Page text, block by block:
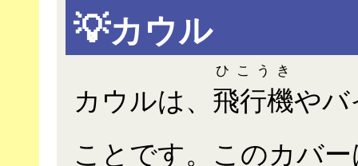
💡カウル
カウルは、 飛行機
ひこうき
や
ことです。このカバ